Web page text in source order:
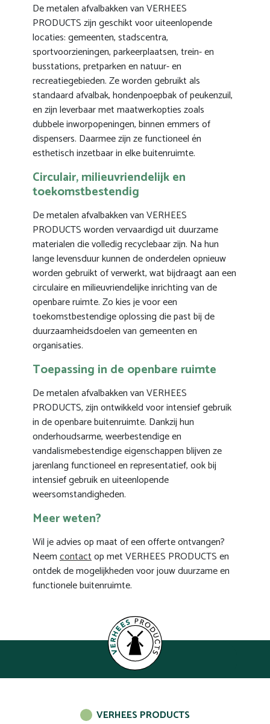
De metalen afvalbakken van VERHEES
PRODUCTS zijn geschikt voor uiteenlopende
locaties: gemeenten, stadscentra,
sportvoorzieningen, parkeerplaatsen, trein- en
busstations, pretparken en natuur- en
recreatiegebieden. Ze worden gebruikt als
standaard afvalbak, hondenpoepbak of peukenzuil,
en zijn leverbaar met maatwerkopties zoals
dubbele inworpopeningen, binnen emmers of
dispensers. Daarmee zijn ze functioneel én
esthetisch inzetbaar in elke buitenruimte.
Circulair, milieuvriendelijk en
toekomstbestendig
De metalen afvalbakken van VERHEES
PRODUCTS worden vervaardigd uit duurzame
materialen die volledig recyclebaar zijn. Na hun
lange levensduur kunnen de onderdelen opnieuw
worden gebruikt of verwerkt, wat bijdraagt aan een
circulaire en milieuvriendelijke inrichting van de
openbare ruimte. Zo kies je voor een
toekomstbestendige oplossing die past bij de
duurzaamheidsdoelen van gemeenten en
organisaties.
Toepassing in de openbare ruimte
De metalen afvalbakken van VERHEES
PRODUCTS, zijn ontwikkeld voor intensief gebruik
in de openbare buitenruimte. Dankzij hun
onderhoudsarme, weerbestendige en
vandalismebestendige eigenschappen blijven ze
jarenlang functioneel en representatief, ook bij
intensief gebruik en uiteenlopende
weersomstandigheden.
Meer weten?
Wil je advies op maat of een offerte ontvangen?
Neemcontactop met VERHEES PRODUCTS en
ontdek de mogelijkheden voor jouw duurzame en
functionele buitenruimte.
VERHEES PRODUCTS